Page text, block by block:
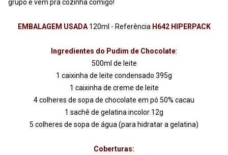
grupo e vem prá cozinha comigo!
EMBALAGEM USADA 120ml - Referência H642 HIPERPACK
Ingredientes do Pudim de Chocolate:
500ml de leite
1 caixinha de leite condensado 395g
1 caixinha de creme de leite
4 colheres de sopa de chocolate em pó 50% cacau
1 sachê de gelatina incolor 12g
5 colheres de sopa de água (para hidratar a gelatina)
Coberturas: